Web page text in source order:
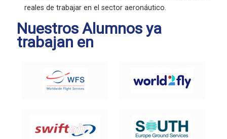
reales de trabajar en el sector aeronáutico.
Nuestros Alumnos ya
trabajan en